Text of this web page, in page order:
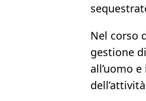
Nel corso
gestione
all’uomo